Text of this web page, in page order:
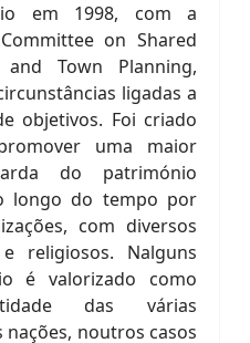
em 1998, com a
on Shared
and Town Planning,
ligadas a
objetivos. Foi criado
uma maior
do património
longo do tempo por
com diversos
religiosos. Nalguns
é valorizado como
das várias
noutros casos